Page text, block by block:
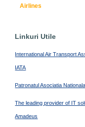
Airlines
Linkuri Utile
International Air Transport
IATA
Patronatul Asociatia
The leading provider of IT
Amadeus